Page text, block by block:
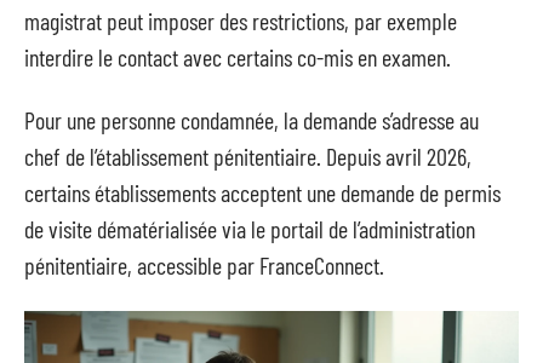
magistrat peut imposer des restrictions, par exemple
interdire le contact avec certains co-mis en examen.
Pour une personne condamnée, la demande s’adresse au
chef de l’établissement pénitentiaire. Depuis avril 2026,
certains établissements acceptent une demande de permis
de visite dématérialisée via le portail de l’administration
pénitentiaire, accessible par FranceConnect.